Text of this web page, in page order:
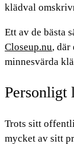
klädval
Ett av de bästa
Closeup.nu, där
minnesvärda
Trots sitt
mycket av sitt